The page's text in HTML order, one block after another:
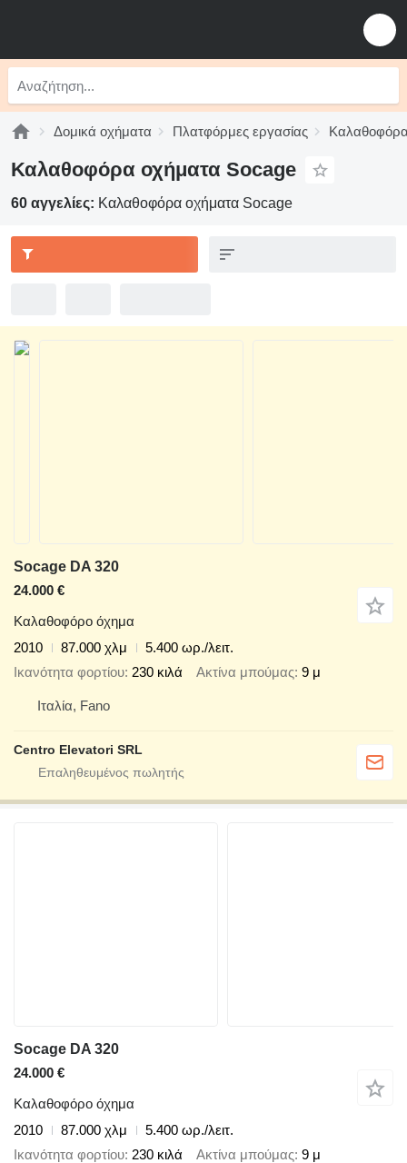
Δομικά οχήματα Πλατφόρμες εργασίας
Καλαθοφόρα οχήματα Socage
60 αγγελίες: Καλαθοφόρα οχήματα Socage
Socage DA 320
24.000 €
Καλαθοφόρο όχημα
2010
87.000 χλμ
5.400 ωρ./λειτ.
Ικανότητα φορτίου 230 κιλά Ακτίνα μπούμας 9 μ
Ιταλία, Fano
Centro Elevatori SRL
Socage DA 320
24.000 €
Καλαθοφόρο όχημα
2010
87.000 χλμ
5.400 ωρ./λειτ.
Ικανότητα φορτίου 230 κιλά Ακτίνα μπούμας 9 μ